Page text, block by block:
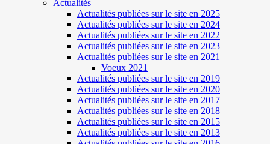
Actualités
Actualités publiées sur le site en 2025
Actualités publiées sur le site en 2024
Actualités publiées sur le site en 2022
Actualités publiées sur le site en 2023
Actualités publiées sur le site en 2021
Voeux 2021
Actualités publiées sur le site en 2019
Actualités publiées sur le site en 2020
Actualités publiées sur le site en 2017
Actualités publiées sur le site en 2018
Actualités publiées sur le site en 2015
Actualités publiées sur le site en 2013